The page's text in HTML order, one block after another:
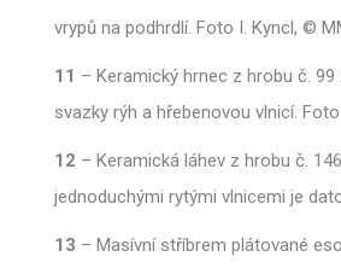
vrypů na podhrdlí. Foto I. Kyncl, ©
11 – Keramický hrnec z hrobu č.
svazky rýh a hřebenovou vlnicí. Foto
12 – Keramická láhev z hrobu č.
jednoduchými rytými vlnicemi je
13 – Masívní stříbrem plátované